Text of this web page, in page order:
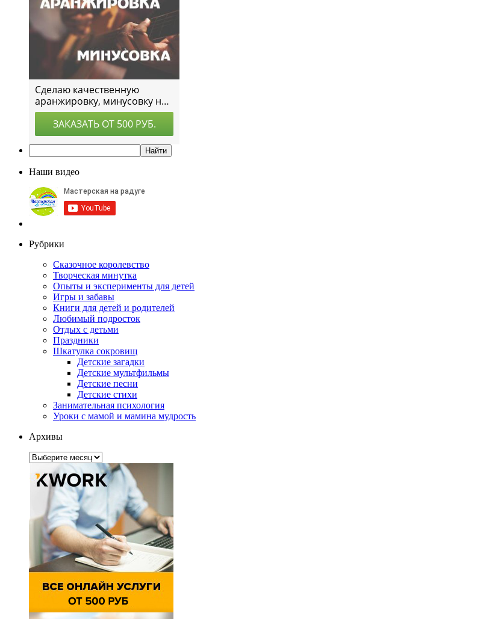
Наши видео
Рубрики
Сказочное королевство
Творческая минутка
Опыты и эксперименты для детей
Игры и забавы
Книги для детей и родителей
Любимый подросток
Отдых с детьми
Праздники
Шкатулка сокровищ
Детские загадки
Детские мультфильмы
Детские песни
Детские стихи
Занимательная психология
Уроки с мамой и мамина мудрость
Архивы
Архивы